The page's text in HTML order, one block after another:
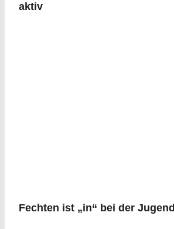
aktiv
Fechten ist „in“ bei der Jugend